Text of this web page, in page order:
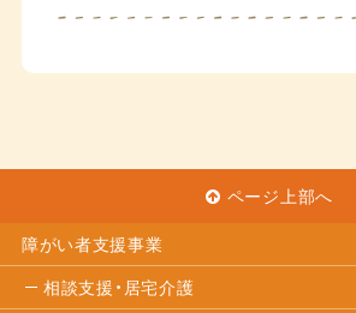
ページ上部へ
障がい者支援事業
相談支援・居宅介護